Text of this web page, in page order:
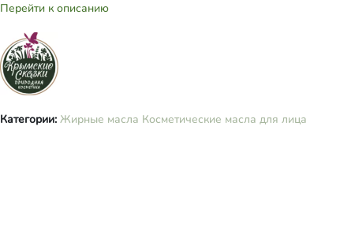
Перейти к описанию
Категории: Жирные масла Косметические масла для лица